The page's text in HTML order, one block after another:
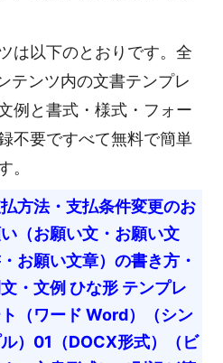
は以下のとおりです。全
テンツ内の文書テンプレ
例と書式・様式・フォー
不要ですべて無料で簡単
。
方法・支払条件変更のお
（お願い文・お願い文
お願い文章）の書き方・
・文例 ひな形 テンプレ
（ワード Word）（シン
）01（DOCX形式）（ビ